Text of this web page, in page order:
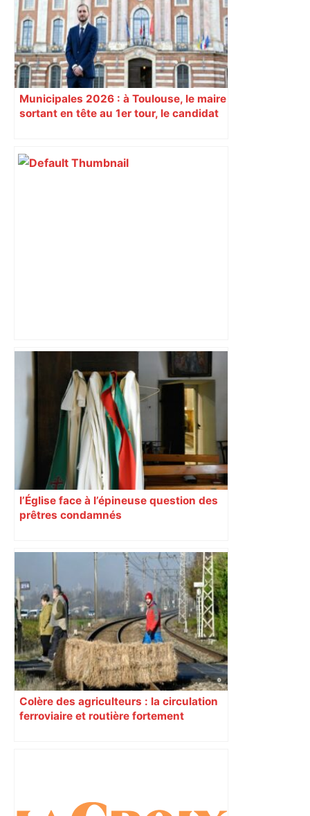
Municipales 2026 : à Toulouse, le maire
sortant en tête au 1er tour, le candidat
"C’est l’une des plus fortes
fréquentations du circuit" : Toulouse
est-elle la capitale du poker amateur –
ladepeche.fr
l’Église face à l’épineuse question des
prêtres condamnés
Colère des agriculteurs : la circulation
ferroviaire et routière fortement